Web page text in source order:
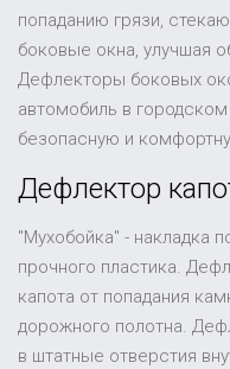
попаданию грязи,
боковые окна, улучшая
Дефлекторы боковых
автомобиль в
безопасную и
Дефлектор
"Мухобойка" - накладка
прочного пластика.
капота от попадания
дорожного полотна.
в штатные отверстия